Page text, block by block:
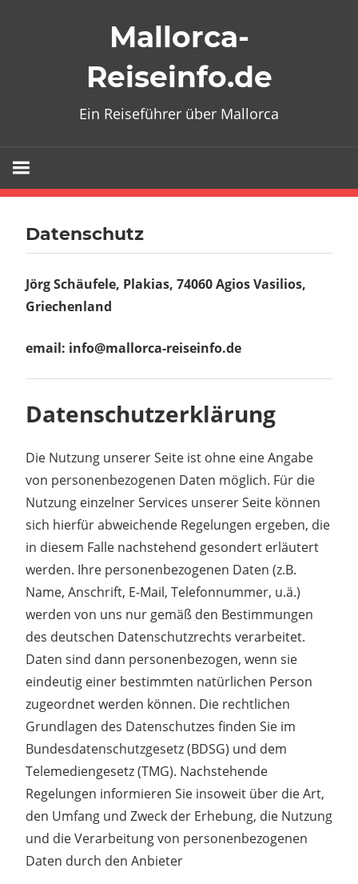
Mallorca-
Reiseinfo.de
Ein Reiseführer über Mallorca
Datenschutz
Jörg Schäufele, Plakias, 74060 Agios Vasilios,
Griechenland
email: info@mallorca-reiseinfo.de
Datenschutzerklärung
Die Nutzung unserer Seite ist ohne eine Angabe
von personenbezogenen Daten möglich. Für die
Nutzung einzelner Services unserer Seite können
sich hierfür abweichende Regelungen ergeben, die
in diesem Falle nachstehend gesondert erläutert
werden. Ihre personenbezogenen Daten (z.B.
Name, Anschrift, E-Mail, Telefonnummer, u.ä.)
werden von uns nur gemäß den Bestimmungen
des deutschen Datenschutzrechts verarbeitet.
Daten sind dann personenbezogen, wenn sie
eindeutig einer bestimmten natürlichen Person
zugeordnet werden können. Die rechtlichen
Grundlagen des Datenschutzes finden Sie im
Bundesdatenschutzgesetz (BDSG) und dem
Telemediengesetz (TMG). Nachstehende
Regelungen informieren Sie insoweit über die Art,
den Umfang und Zweck der Erhebung, die Nutzung
und die Verarbeitung von personenbezogenen
Daten durch den Anbieter